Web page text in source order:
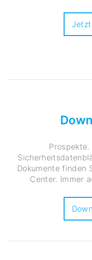
Dokumente finden
Center. Immer